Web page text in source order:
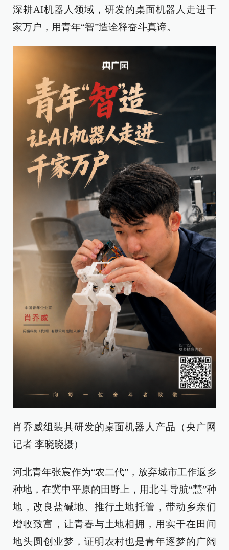
深耕AI机器人领域，研发的桌面机器人走进千
家万户，用青年“智”造诠释奋斗真谛。
肖乔威组装其研发的桌面机器人产品（央广网
记者 李晓晓摄）
河北青年张宸作为“农二代”，放弃城市工作返乡
种地，在冀中平原的田野上，用北斗导航“慧”种
地，改良盐碱地、推行土地托管，带动乡亲们
增收致富，让青春与土地相拥，用实干在田间
地头圆创业梦，证明农村也是青年逐梦的广阔